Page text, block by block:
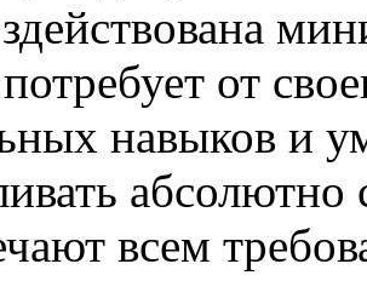
от
навыков и
всем